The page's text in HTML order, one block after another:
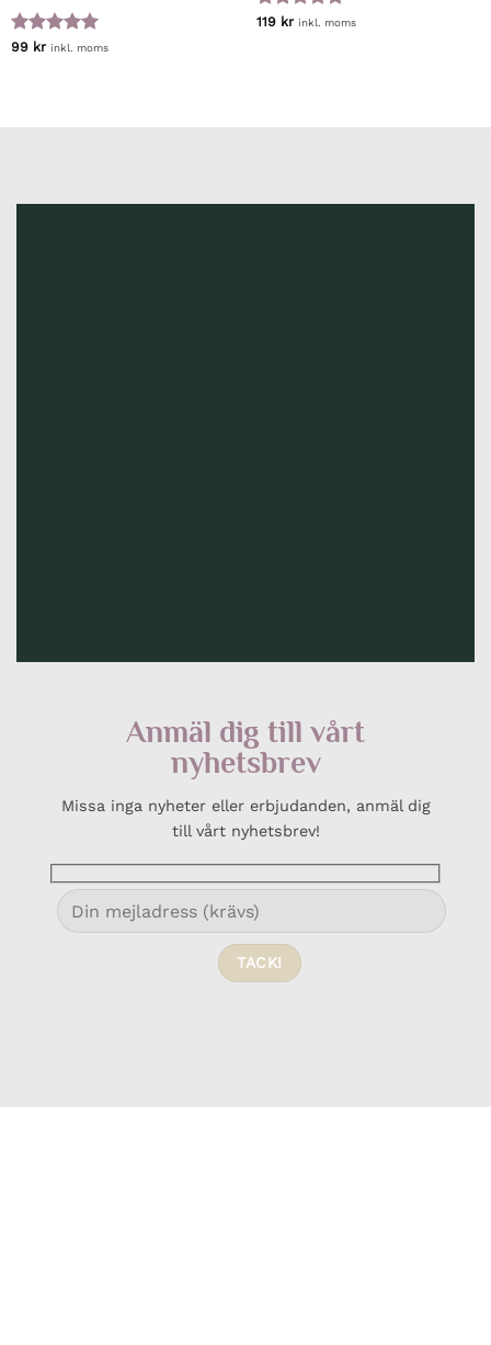
Betygsatt5
99 kr inkl. moms
Betygsatt5
119 kr inkl. moms
Anmäl dig till vårt
nyhetsbrev
Missa inga nyheter eller erbjudanden, anmäl dig
till vårt nyhetsbrev!